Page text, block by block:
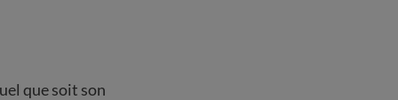
que soit son